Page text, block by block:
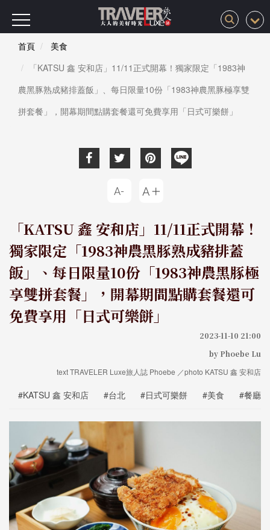
首頁
美食
「KATSU 鑫 安和店」11/11正式開幕！獨家限定「1983神
農黑豚熟成豬排蓋飯」、每日限量10份「1983神農黑豚極享雙
拼套餐」，開幕期間點購套餐還可免費享用「日式可樂餅」
「KATSU 鑫 安和店」11/11正式開幕！
獨家限定「1983神農黑豚熟成豬排蓋
飯」、每日限量10份「1983神農黑豚極
享雙拼套餐」，開幕期間點購套餐還可
免費享用「日式可樂餅」
2023-11-10 21:00
by Phoebe Lu
text TRAVELER Luxe旅人誌 Phoebe ／photo KATSU 鑫 安和店
#KATSU 鑫 安和店 #台北 #日式可樂餅 #美食 #餐廳